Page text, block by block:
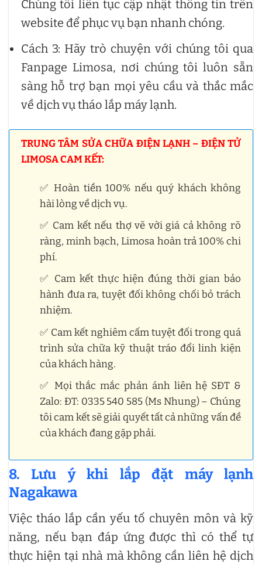
Chúng tôi liên tục cập nhật thông tin trên
website để phục vụ bạn nhanh chóng.
Cách 3: Hãy trò chuyện với chúng tôi qua
Fanpage Limosa, nơi chúng tôi luôn sẵn
sàng hỗ trợ bạn mọi yêu cầu và thắc mắc
về dịch vụ tháo lắp máy lạnh.
TRUNG TÂM SỬA CHỮA ĐIỆN LẠNH – ĐIỆN TỬ
LIMOSA CAM KẾT:
✅ Hoàn tiền 100% nếu quý khách không
hài lòng về dịch vụ.
✅ Cam kết nếu thợ vẽ vời giá cả không rõ
ràng, minh bạch, Limosa hoàn trả 100% chi
phí.
✅ Cam kết thực hiện đúng thời gian bảo
hành đưa ra, tuyệt đối không chối bỏ trách
nhiệm.
✅ Cam kết nghiêm cấm tuyệt đối trong quá
trình sửa chữa kỹ thuật tráo đổi linh kiện
của khách hàng.
✅ Mọi thắc mắc phản ánh liên hệ SĐT &
Zalo: ĐT: 0335 540 585 (Ms Nhung) – Chúng
tôi cam kết sẽ giải quyết tất cả những vấn đề
của khách đang gặp phải.
8. Lưu ý khi lắp đặt máy lạnh
Nagakawa
Việc tháo lắp cần yếu tố chuyên môn và kỹ
năng, nếu bạn đáp ứng được thì có thể tự
thực hiện tại nhà mà không cần liên hệ dịch